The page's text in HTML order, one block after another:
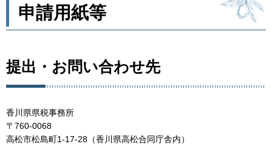
申請用紙等
提出・お問い合わせ先
香川県県税事務所
〒760-0068
高松市松島町1-17-28（香川県高松合同庁舎内）